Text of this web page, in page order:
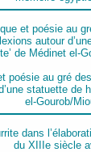
poésie au gré
statuette de
el-Gourob/